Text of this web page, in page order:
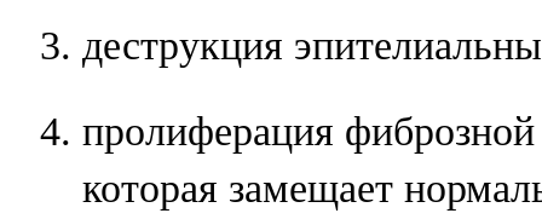
деструкция
пролиферация
которая замещает